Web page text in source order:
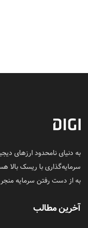
به دنیای نامحدود ارزهای
سرمایه‌گذاری با ریسک بالا
به از دست رفتن سرمایه
آخرین مطالب